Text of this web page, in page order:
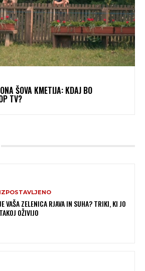
ŠOVA KMETIJA: KDAJ BO
TV?
IZPOSTAVLJENO
VAŠA ZELENICA RJAVA IN SUHA? TRIKI, KI JO
TAKOJ OŽIVIJO